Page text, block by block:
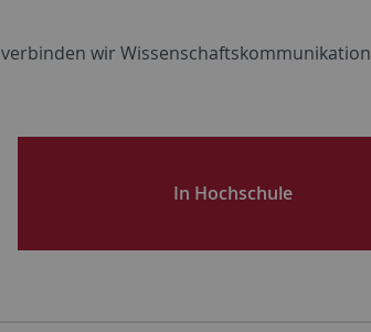
verbinden wir Wissenschaftskommunikation
In Hochschule